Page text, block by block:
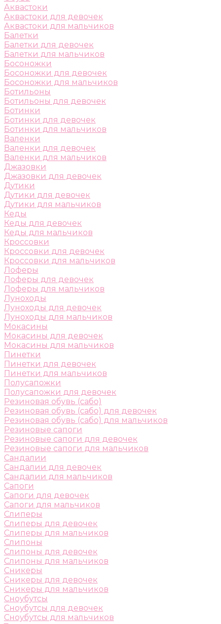
Аквастоки
Аквастоки для девочек
Аквастоки для мальчиков
Балетки
Балетки для девочек
Балетки для мальчиков
Босоножки
Босоножки для девочек
Босоножки для мальчиков
Ботильоны
Ботильоны для девочек
Ботинки
Ботинки для девочек
Ботинки для мальчиков
Валенки
Валенки для девочек
Валенки для мальчиков
Джазовки
Джазовки для девочек
Дутики
Дутики для девочек
Дутики для мальчиков
Кеды
Кеды для девочек
Кеды для мальчиков
Кроссовки
Кроссовки для девочек
Кроссовки для мальчиков
Лоферы
Лоферы для девочек
Лоферы для мальчиков
Луноходы
Луноходы для девочек
Луноходы для мальчиков
Мокасины
Мокасины для девочек
Мокасины для мальчиков
Пинетки
Пинетки для девочек
Пинетки для мальчиков
Полусапожки
Полусапожки для девочек
Резиновая обувь (сабо)
Резиновая обувь (сабо) для девочек
Резиновая обувь (сабо) для мальчиков
Резиновые сапоги
Резиновые сапоги для девочек
Резиновые сапоги для мальчиков
Сандалии
Сандалии для девочек
Сандалии для мальчиков
Сапоги
Сапоги для девочек
Сапоги для мальчиков
Слиперы
Слиперы для девочек
Слиперы для мальчиков
Слипоны
Слипоны для девочек
Слипоны для мальчиков
Сникеры
Сникеры для девочек
Сникеры для мальчиков
Сноубутсы
Сноубутсы для девочек
Сноубутсы для мальчиков